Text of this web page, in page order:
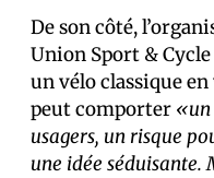
De son côté,
Union Sport &
un vélo classique
peut comporter «un
usagers, un risque
une idée